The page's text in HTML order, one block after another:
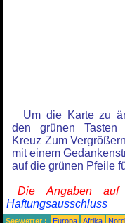
Um die Karte zu
den grünen Tasten
Kreuz Zum
mit einem
auf die grünen Pfeile
Die Angaben
Haftungsausschluss
Seewetter : Europa Afrika